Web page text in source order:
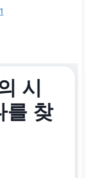
시
를 찾